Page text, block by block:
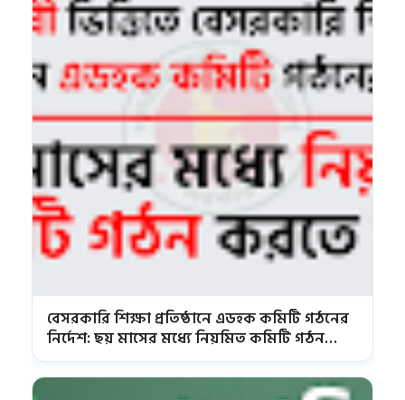
বেসরকারি শিক্ষা প্রতিষ্ঠানে এডহক কমিটি গঠনের
নির্দেশ: ছয় মাসের মধ্যে নিয়মিত কমিটি গঠন
করতে হবে।